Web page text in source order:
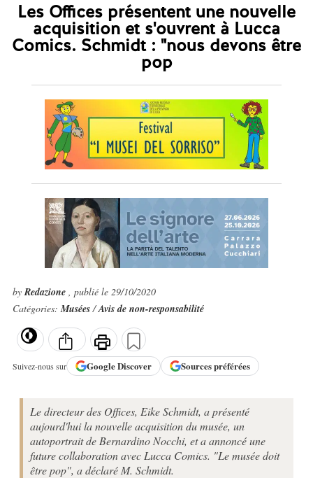
Les Offices présentent une nouvelle
acquisition et s'ouvrent à Lucca
Comics. Schmidt : "nous devons être
pop
byRedazione , publié le 29/10/2020
Catégories:Musées/Avis de non-responsabilité
Suivez-nous sur GoogleDiscover Sources préférées
Le directeur des Offices, Eike Schmidt, a présenté
aujourd'hui la nouvelle acquisition du musée, un
autoportrait de Bernardino Nocchi, et a annoncé une
future collaboration avec Lucca Comics. "Le musée doit
être pop", a déclaré M. Schmidt.